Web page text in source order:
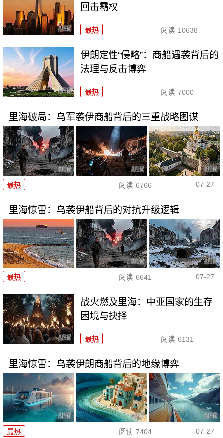
回击霸权
最热 阅读 10638
伊朗定性“侵略”：商船遇袭背后的
法理与反击博弈
最热 阅读 7000
里海破局：乌军袭伊商船背后的三重战略图谋
最热 阅读 6766 07-27
里海惊雷：乌袭伊船背后的对抗升级逻辑
最热 阅读 6641 07-27
战火燃及里海：中亚国家的生存
困境与抉择
最热 阅读 6131
里海惊雷：乌袭伊朗商船背后的地缘博弈
最热 阅读 7404 07-27